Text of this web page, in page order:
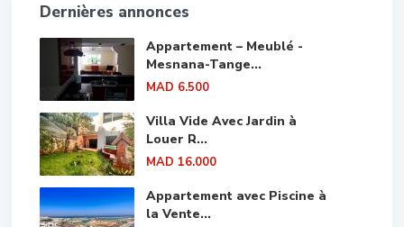
Dernières annonces
Appartement – Meublé -
Mesnana-Tange...
MAD 6.500
Villa Vide Avec Jardin à
Louer R...
MAD 16.000
Appartement avec Piscine à
la Vente...